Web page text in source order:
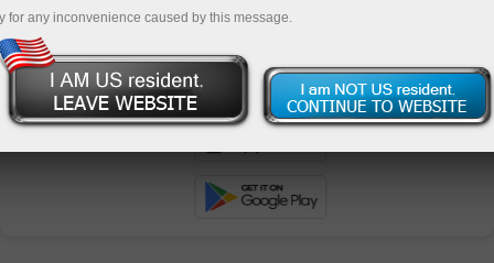
for any inconvenience caused by this message.